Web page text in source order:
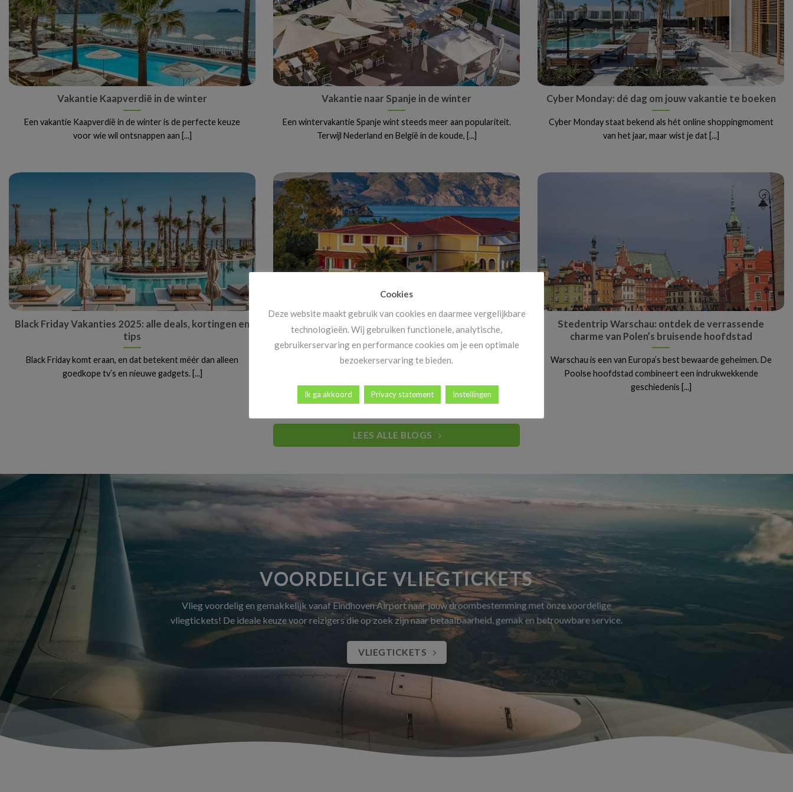
Vakantie Kaapverdië in de winter
Een vakantie Kaapverdië in de winter is de perfecte keuze
voor wie wil ontsnappen aan [...]
Vakantie naar Spanje in de winter
Een wintervakantie Spanje wint steeds meer aan populariteit.
Terwijl Nederland en België in de koude, [...]
Cyber Monday: dé dag om jouw vakantie te boeken
Cyber Monday staat bekend als hét online shoppingmoment
van het jaar, maar wist je dat [...]
Black Friday Vakanties 2025: alle deals, kortingen en
tips
Black Friday komt eraan, en dat betekent méér dan alleen
goedkope tv’s en nieuwe gadgets. [...]
Vanaf 14 november: megakortingen op ál je
vakanties!
Heb jij al vakantiekriebels? Goed nieuws! Vanaf 14 november
Stedentrip Warschau: ontdek de verrassende
charme van Polen’s bruisende hoofdstad
Warschau is een van Europa’s best bewaarde geheimen. De
Poolse hoofdstad combineert een indrukwekkende
geschiedenis [...]
LEES ALLE BLOGS
VOORDELIGE VLIEGTICKETS
Vlieg voordelig en gemakkelijk vanaf Eindhoven Airport naar jouw droombestemming met onze voordelige
vliegtickets! De ideale keuze voor reizigers die op zoek zijn naar betaalbaarheid, gemak en betrouwbare service.
VLIEGTICKETS
Cookies
Deze website maakt gebruik van cookies en daarmee vergelijkbare
technologieën. Wij gebruiken functionele, analytische,
gebruikerservaring en performance cookies om je een optimale
bezoekerservaring te bieden.
Ik ga akkoord Privacy statement Instellingen